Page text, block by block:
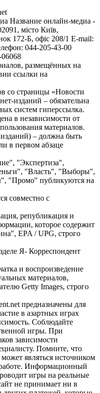
Название онлайн-медиа -
місто Київ,
172-Б, офіс 208/1 E-mail:
044-205-43-00
размещённых на
ссылки на
со страницы «Новости
изданий – обязательна
систем гиперссылка.
в независимости от
материалов.
– должна быть
в первом абзаце
"Экспертиза",
"Власть", "Выборы",
"Промо" публикуются на
совместно с
републикация и
которое содержит
EPA / UPG, строго
Я- Корреспондент
и воспроизведение
материалов,
Getty Images, строго
предназначены для
в азартных играх
Соблюдайте
игры. При
зависимости
Помните, что
являться источником
Информационный
игры на реальные
не принимает ни в